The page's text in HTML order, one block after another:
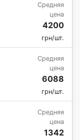
Средняя
цена
4200
грн/шт.
Средняя
цена
6088
грн/шт.
Средняя
цена
1342